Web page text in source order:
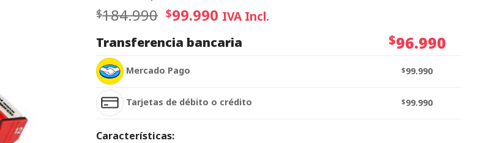
$184.990 $99.990 IVA Incl.
Transferencia bancaria
$96.990
Mercado Pago $99.990
Tarjetas de débito o crédito $99.990
Características: